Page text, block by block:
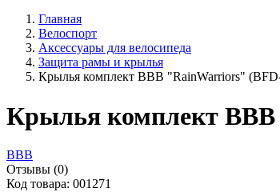
Главная
Велоспорт
Аксессуары для велосипеда
Защита рамы и крылья
Крылья комплект BBB "RainWarriors"
Крылья комплект
BBB
Отзывы (0)
Код товара: 001271